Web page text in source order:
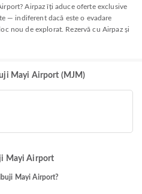
Airpaz îți aduce oferte exclusive
— indiferent dacă este o evadare
nou de explorat. Rezervă cu Airpaz și
Mayi Airport (MJM)
Mayi Airport
Mayi Airport?